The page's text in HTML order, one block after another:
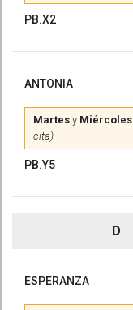
PB.X2
ANTONIA
Martes y Miércoles
cita)
PB.Y5
D
ESPERANZA